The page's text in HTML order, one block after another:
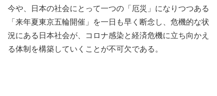
今や、日本の社会にとって一つの「厄災」になりつつある
「来年夏東京五輪開催」を一日も早く断念し、危機的な状
況にある日本社会が、コロナ感染と経済危機に立ち向かえ
る体制を構築していくことが不可欠である。